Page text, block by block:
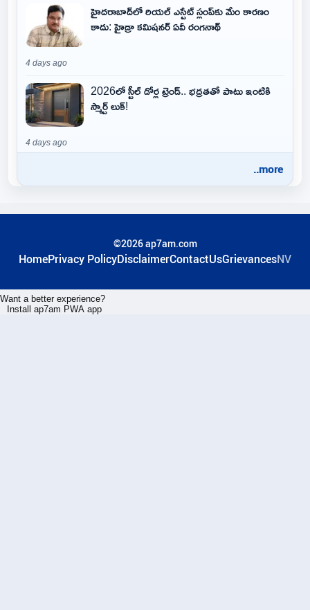
హైదరాబాద్‌లో రియల్ ఎస్టేట్ స్లంప్‌కు మేం కారణం
కాదు: హైడ్రా కమిషనర్ ఏవీ రంగనాథ్
4 days ago
2026లో స్టీల్ డోర్ల ట్రెండ్.. భద్రతతో పాటు ఇంటికి
స్మార్ట్ లుక్!
4 days ago
..more
©2026 ap7am.com
HomePrivacy PolicyDisclaimerContactUsGrievancesNV
Want a better experience?
Install ap7am PWA app